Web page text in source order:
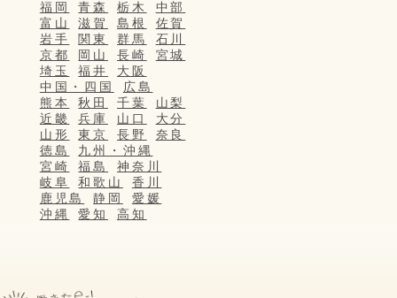
福岡
青森 栃木
中部
富山
滋賀 島根
佐賀
岩手
関東 群馬
石川
京都
岡山 長崎
宮城
埼玉
福井
大阪
中国・四国
広島
熊本
秋田 千葉
山梨
近畿
兵庫 山口
大分
山形
東京 長野
奈良
徳島
九州・沖縄
宮崎
福島
神奈川
岐阜
和歌山
香川
鹿児島
静岡
愛媛
沖縄
愛知 高知